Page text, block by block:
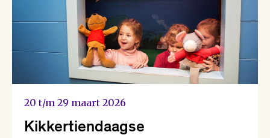
20 t/m 29 maart 2026
Kikkertiendaagse